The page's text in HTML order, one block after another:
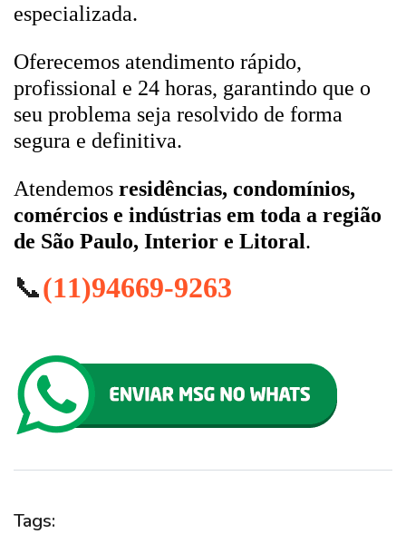
especializada.
Oferecemos atendimento rápido,
profissional e 24 horas, garantindo que o
seu problema seja resolvido de forma
segura e definitiva.
Atendemos residências, condomínios,
comércios e indústrias em toda a região
de São Paulo, Interior e Litoral.
📞(11)94669-9263
Tags: